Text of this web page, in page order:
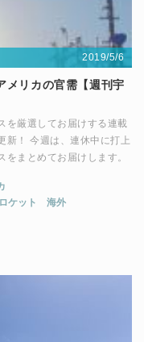
2019/5/6
メリカの官需【週刊宇
を厳選してお届けする連載
新！ 今週は、連休中に打上
まとめてお届けします。
ロケット
海外